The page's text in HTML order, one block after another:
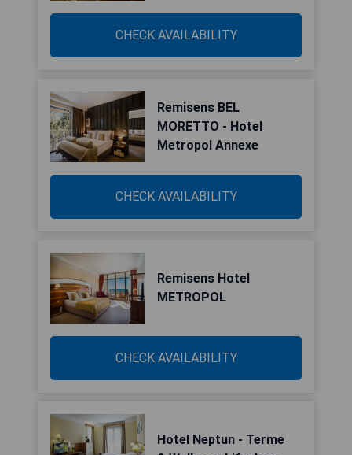
CHECK AVAILABILITY
Remisens BEL
MORETTO - Hotel
Metropol Annexe
CHECK AVAILABILITY
Remisens Hotel
METROPOL
CHECK AVAILABILITY
Hotel Neptun - Terme